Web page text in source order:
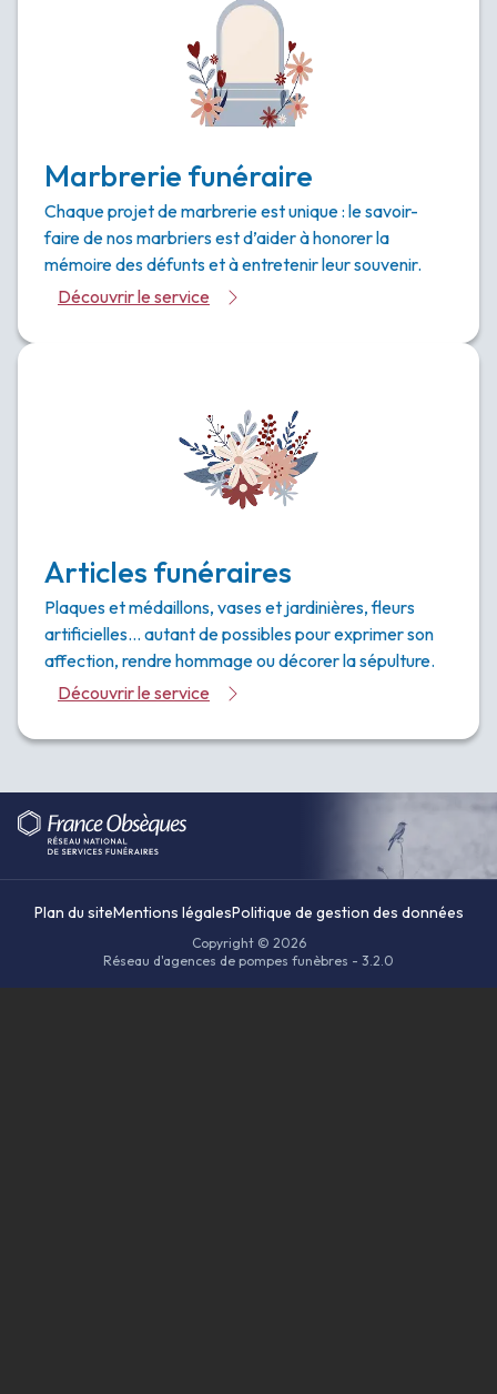
Marbrerie funéraire
Chaque projet de marbrerie est unique : le savoir-
faire de nos marbriers est d’aider à honorer la
mémoire des défunts et à entretenir leur souvenir.
Découvrir le service
Articles funéraires
Plaques et médaillons, vases et jardinières, fleurs
artificielles… autant de possibles pour exprimer son
affection, rendre hommage ou décorer la sépulture.
Découvrir le service
Plan du siteMentions légalesPolitique de gestion des données
Copyright © 2026
Réseau d'agences de pompes funèbres - 3.2.0